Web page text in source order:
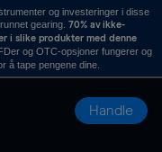
og investeringer i disse
gearing. 70% av ikke-
i slike produkter med denne
og OTC-opsjoner fungerer og
å tape pengene dine.
Handle